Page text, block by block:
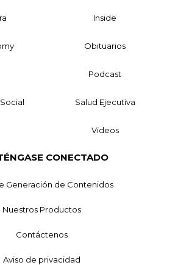
Inside
Obituarios
Podcast
Salud Ejecutiva
Videos
CONECTADO
Generación de Contenidos
Nuestros Productos
Contáctenos
Aviso de privacidad